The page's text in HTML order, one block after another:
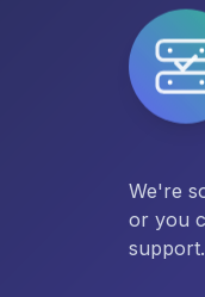
We're
or you
support.